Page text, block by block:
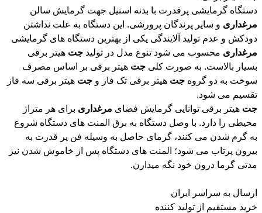
دستگاه گرمایشی پرقدرت با بدنه استیل جهت گرمایش سالن
مرغداری و سایر پرندگان پرورشی. این دستگاه به علت نداشتن
دودکش و عدم تولید آلایندگی یکی از بهترین دستگاه های گرمایشی
مرغداری محسوب می شود تنوع مدل در تولید جت هیتر برقی
بسیار بالاست. به صورت کلی جت هیتر برقی بر اساس مصرف
سوخت به دو گروه جت هیتر برقی تک فاز و جت هیتر برقی سه فاز
تقسیم می شود.
جت هیتر برقی توانایی گرمایش فضای مرغداری برای هر متراژ
محیطی را دارد. با وصل دستگاه به برق المنت های دستگاه شروع
به گرم شدن می کنند، گرمای حاصل به وسیله فن پر قدرت به
بیرون پرتاب می شود؛ المنت های دستگاه پس از خاموش شدن نیز
مدتی گرما درون خود نگه میدارن.
ارسال به سراسر ایران
خرید مستقیم از تولید کننده